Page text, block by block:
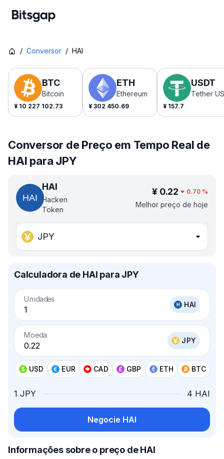
/ Conversor / HAI
BTC
Bitcoin
¥ 10 227 102.73
ETH
Ethereum
¥ 302 450.69
USDT
Tether
¥ 157.7
Conversor de Preço em Tempo Real de
HAI para JPY
HAI
Hacken
Token
¥ 0.22 0.70 %
Melhor preço de hoje
JPY
Calculadora de HAI para JPY
Unidades
HAI
Moeda
JPY
USD EUR CAD GBP ETH BTC
1 JPY 4 HAI
Negocie HAI
Informações sobre o preço de HAI